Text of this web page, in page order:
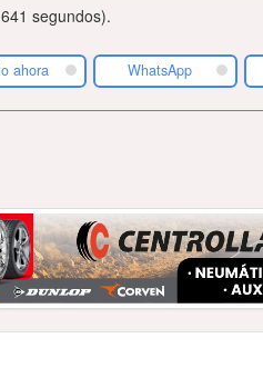
segundos).
ahora WhatsApp